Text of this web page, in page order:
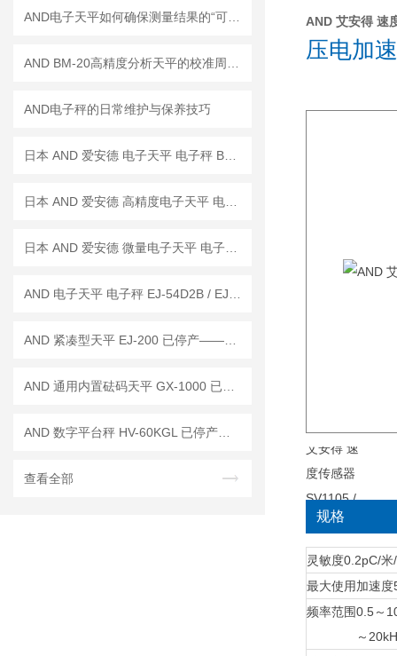
AND电子秤的日常维护与保养技巧
查看全部
AND 艾安得 速
压电加
规格
灵敏度0.2pC/米
最大使用加速度
频率范围0.5～
～